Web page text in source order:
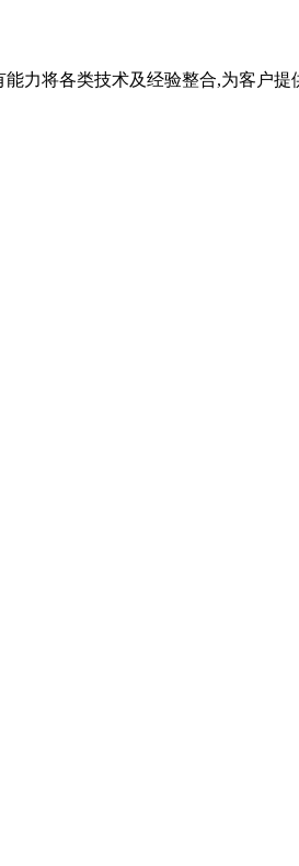
力将各类技术及经验整合,为客户